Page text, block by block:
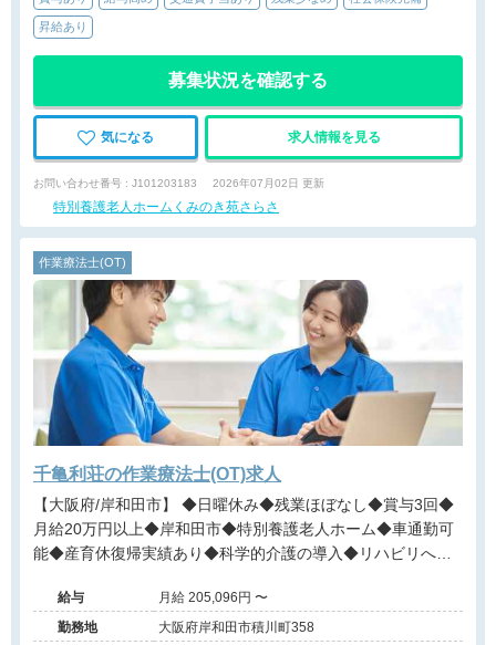
昇給あり
募集状況を確認する
気になる 求人情報を見る
お問い合わせ番号 : J101203183 2026年07月02日 更新
特別養護老人ホームくみのき苑さらさ
作業療法士(OT)
千亀利荘の作業療法士(OT)求人
【大阪府/岸和田市】 ◆日曜休み◆残業ほぼなし◆賞与3回◆
月給20万円以上◆岸和田市◆特別養護老人ホーム◆車通勤可
能◆産育休復帰実績あり◆科学的介護の導入◆リハビリへの
会福祉法人正豊会」が運営する施設です。
給与
月給 205,096円 〜
勤務地
大阪府岸和田市積川町358